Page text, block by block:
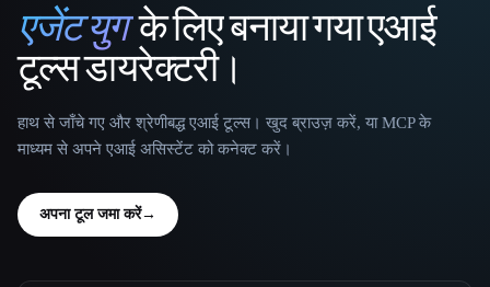
That AI Collection
एजेंट युगके लिए बनाया गया एआई
टूल्स डायरेक्टरी।
हाथ से जाँचे गए और श्रेणीबद्ध एआई टूल्स। खुद ब्राउज़ करें, या MCP के
माध्यम से अपने एआई असिस्टेंट को कनेक्ट करें।
अपना टूल जमा करें→